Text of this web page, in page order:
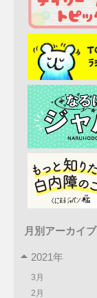
月別アーカイブ
2021年
3月
2月